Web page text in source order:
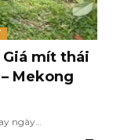
mít thái
Mekong
ngày…